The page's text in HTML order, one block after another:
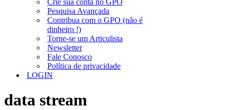
Crie sua conta no GPO
Pesquisa Avançada
Contribua com o GPO (não é
dinheiro !)
Torne-se um Articulista
Newsletter
Fale Conosco
Política de privacidade
LOGIN
data stream